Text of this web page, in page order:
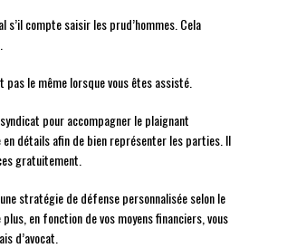
compte saisir les prud’hommes. Cela
le même lorsque vous êtes assisté.
pour accompagner le plaignant
en détails afin de bien représenter les parties. Il
gratuitement.
stratégie de défense personnalisée selon le
en fonction de vos moyens financiers, vous
d’avocat.